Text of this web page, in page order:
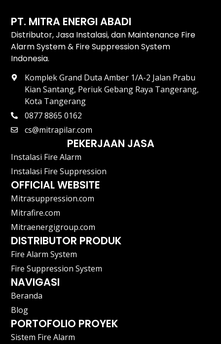
PT. MITRA ENERGI ABADI
Distributor, Jasa Instalasi, dan Maintenance Fire
Alarm System & Fire Suppression System
Indonesia.
Komplek Grand Duta Amber 1/A-2 Jalan Prabu
Kian Santang, Periuk Gebang Raya Tangerang,
Kota Tangerang
0877 8865 0162
cs@mitrapilar.com
PEKERJAAN JASA
Instalasi Fire Alarm
Instalasi Fire Suppression
OFFICIAL WEBSITE
Mitrasuppression.com
Mitrafire.com
Mitraenergigroup.com
DISTRIBUTOR PRODUK
Fire Alarm System
Fire Suppression System
NAVIGASI
Beranda
Blog
PORTOFOLIO PROYEK
Sistem Fire Alarm